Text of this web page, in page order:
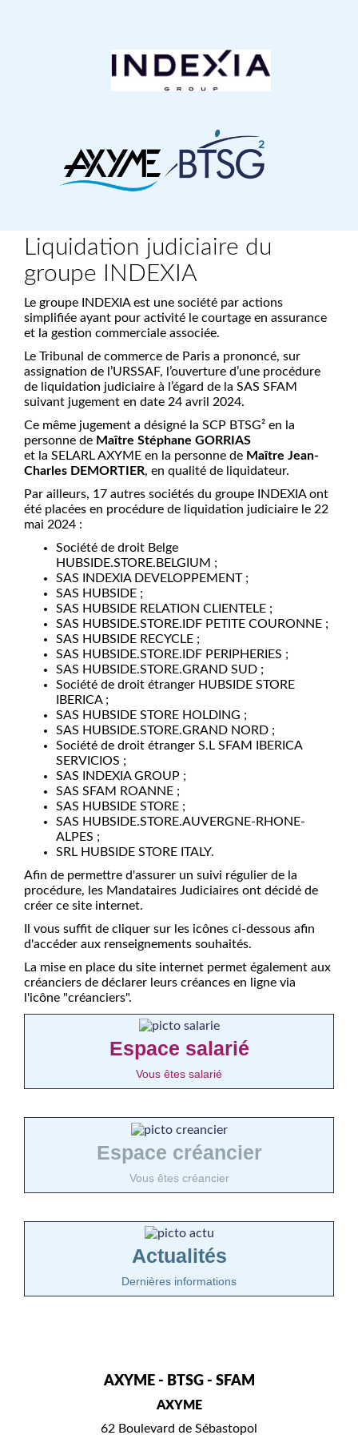
Liquidation judiciaire du
groupe INDEXIA
Le groupe INDEXIA est une société par actions
simplifiée ayant pour activité le courtage en assurance
et la gestion commerciale associée.
Le Tribunal de commerce de Paris a prononcé, sur
assignation de l’URSSAF, l’ouverture d’une procédure
de liquidation judiciaire à l’égard de la SAS SFAM
suivant jugement en date 24 avril 2024.
Ce même jugement a désigné la SCP BTSG² en la
personne de Maître Stéphane GORRIAS
et la SELARL AXYME en la personne de Maître Jean-
Charles DEMORTIER, en qualité de liquidateur.
Par ailleurs, 17 autres sociétés du groupe INDEXIA ont
été placées en procédure de liquidation judiciaire le 22
mai 2024 :
Société de droit Belge
HUBSIDE.STORE.BELGIUM ;
SAS INDEXIA DEVELOPPEMENT ;
SAS HUBSIDE ;
SAS HUBSIDE RELATION CLIENTELE ;
SAS HUBSIDE.STORE.IDF PETITE COURONNE ;
SAS HUBSIDE RECYCLE ;
SAS HUBSIDE.STORE.IDF PERIPHERIES ;
SAS HUBSIDE.STORE.GRAND SUD ;
Société de droit étranger HUBSIDE STORE
IBERICA ;
SAS HUBSIDE STORE HOLDING ;
SAS HUBSIDE.STORE.GRAND NORD ;
Société de droit étranger S.L SFAM IBERICA
SERVICIOS ;
SAS INDEXIA GROUP ;
SAS SFAM ROANNE ;
SAS HUBSIDE STORE ;
SAS HUBSIDE.STORE.AUVERGNE-RHONE-
ALPES ;
SRL HUBSIDE STORE ITALY.
Afin de permettre d'assurer un suivi régulier de la
procédure, les Mandataires Judiciaires ont décidé de
créer ce site internet.
Il vous suffit de cliquer sur les icônes ci-dessous afin
d'accéder aux renseignements souhaités.
La mise en place du site internet permet également aux
créanciers de déclarer leurs créances en ligne via
l'icône "créanciers".
Espace salarié
Vous êtes salarié
Espace créancier
Vous êtes créancier
Actualités
Dernières informations
AXYME - BTSG - SFAM
AXYME
62 Boulevard de Sébastopol